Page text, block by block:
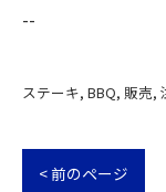
--
ステーキ BBQ 販売
< 前のページ